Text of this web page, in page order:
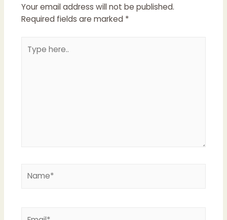
Your email address will not be published.
Required fields are marked *
here..